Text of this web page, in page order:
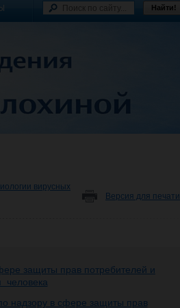
вирусных
Версия для печати
защиты прав потребителей и
человека
надзору в сфере защиты прав
Найти!